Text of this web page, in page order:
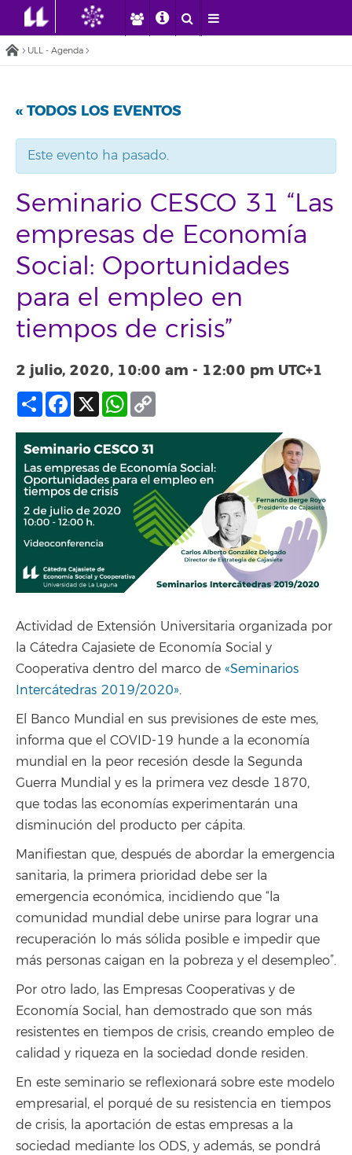
ULL - Agenda
« TODOS LOS EVENTOS
Este evento ha pasado.
Seminario CESCO 31 “Las
empresas de Economía
Social: Oportunidades
para el empleo en
tiempos de crisis”
2 julio, 2020, 10:00 am - 12:00 pm UTC+1
Compartir
Facebook
X WhatsApp
Actividad de Extensión Universitaria organizada por
la Cátedra Cajasiete de Economía Social y
Cooperativa dentro del marco de «Seminarios
Intercátedras 2019/2020».
El Banco Mundial en sus previsiones de este mes,
informa que el COVID-19 hunde a la economía
mundial en la peor recesión desde la Segunda
Guerra Mundial y es la primera vez desde 1870,
que todas las economías experimentarán una
disminución del producto per cápita.
Manifiestan que, después de abordar la emergencia
sanitaria, la primera prioridad debe ser la
emergencia económica, incidiendo que “la
comunidad mundial debe unirse para lograr una
recuperación lo más sólida posible e impedir que
más personas caigan en la pobreza y el desempleo”.
Por otro lado, las Empresas Cooperativas y de
Economía Social, han demostrado que son más
resistentes en tiempos de crisis, creando empleo de
calidad y riqueza en la sociedad donde residen.
En este seminario se reflexionará sobre este modelo
empresarial, el porqué de su resistencia en tiempos
de crisis, la aportación de estas empresas a la
sociedad mediante los ODS, y además, se pondrá